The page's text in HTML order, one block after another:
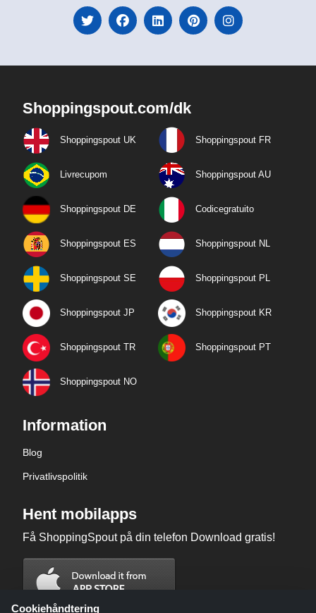
Shoppingspout.com/dk
Shoppingspout UK Shoppingspout FR
Livrecupom Shoppingspout AU
Shoppingspout DE Codicegratuito
Shoppingspout ES Shoppingspout NL
Shoppingspout SE Shoppingspout PL
Shoppingspout JP Shoppingspout KR
Shoppingspout TR Shoppingspout PT
Shoppingspout NO
Information
Blog
Privatlivspolitik
Hent mobilapps
Få ShoppingSpout på din telefon Download gratis!
Cookiehåndtering